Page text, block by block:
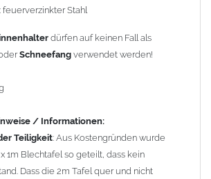
in Richtung Kupfer verläuft.
verbaut werden, da sie in der
nahe beieinander liegen.
auftritt.
feuerverzinkter Stahl
dürfen auf keinen Fall als
Schneefang verwendet werden!
/ Informationen:
Teiligkeit: Aus Kostengründen wurde
1m Blechtafel so geteilt, dass kein
Dass die 2m Tafel quer und nicht